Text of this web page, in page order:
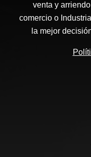
venta y
comercio o
la mejor